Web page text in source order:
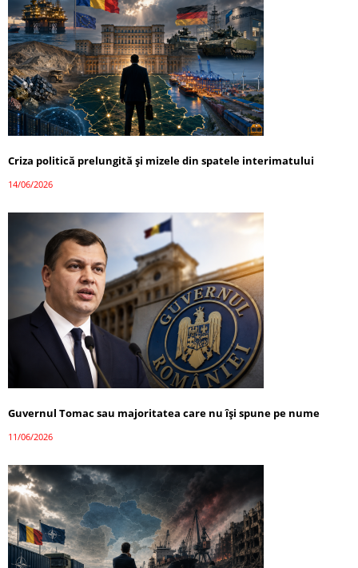
Criza politică prelungită și mizele din spatele interimatului
14/06/2026
Guvernul Tomac sau majoritatea care nu își spune pe nume
11/06/2026